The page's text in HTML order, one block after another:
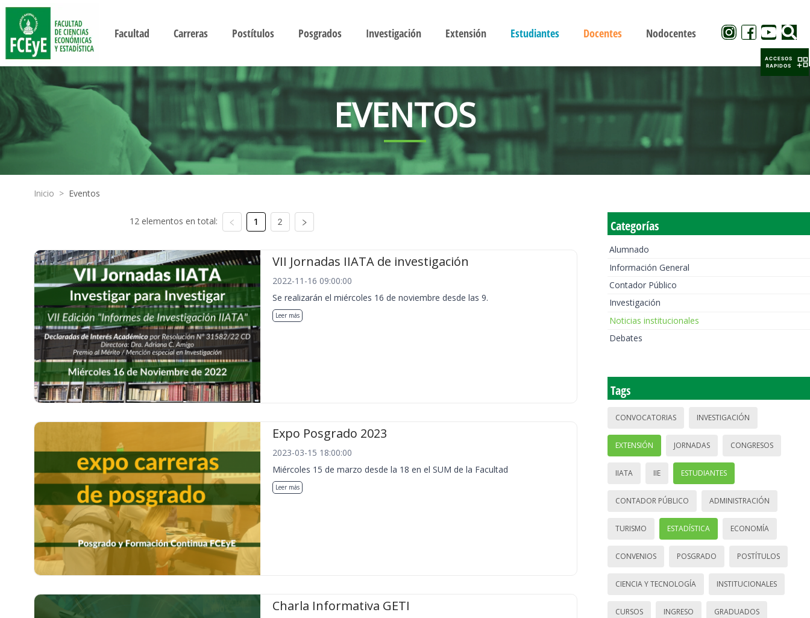
Facultad Carreras Postítulos Posgrados Investigación Extensión Estudiantes Docentes Nodocentes
EVENTOS
Inicio > Eventos
12 elementos en total: 1 2
VII Jornadas IIATA de investigación
2022-11-16 09:00:00
Se realizarán el miércoles 16 de noviembre desde las 9.
Leer más
Expo Posgrado 2023
2023-03-15 18:00:00
Miércoles 15 de marzo desde la 18 en el SUM de la Facultad
Leer más
Charla Informativa GETI
Categorías
Alumnado
Información General
Contador Público
Investigación
Noticias institucionales
Debates
Tags
CONVOCATORIAS INVESTIGACIÓN
EXTENSIÓN JORNADAS CONGRESOS
IIATA IIE ESTUDIANTES
CONTADOR PÚBLICO ADMINISTRACIÓN
TURISMO ESTADÍSTICA ECONOMÍA
CONVENIOS POSGRADO POSTÍTULOS
CIENCIA Y TECNOLOGÍA INSTITUCIONALES
CURSOS INGRESO GRADUADOS
ACCESOS
RAPIDOS